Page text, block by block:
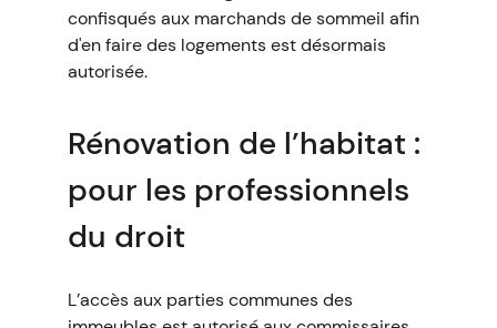
confisqués aux marchands de sommeil afin
d'en faire des logements est désormais
autorisée.
Rénovation de l’habitat :
pour les professionnels
du droit
L’accès aux parties communes des